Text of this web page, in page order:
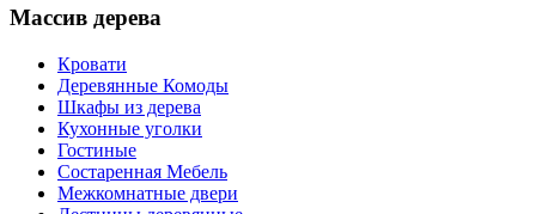
Массив дерева
Кровати
Деревянные Комоды
Шкафы из дерева
Кухонные уголки
Гостиные
Состаренная Мебель
Межкомнатные двери